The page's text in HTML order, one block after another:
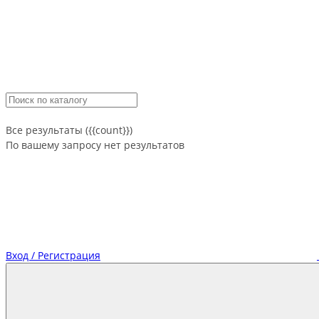
Все результаты ({{count}})
По вашему запросу нет результатов
Вход / Регистрация